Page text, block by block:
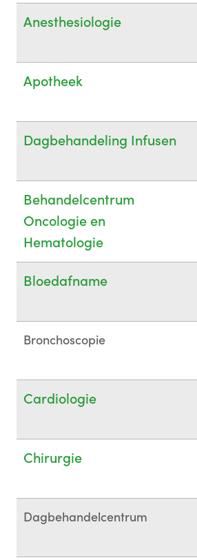
Anesthesiologie
Apotheek
Dagbehandeling Infusen
Behandelcentrum
Oncologie en
Hematologie
Bloedafname
Bronchoscopie
Cardiologie
Chirurgie
Dagbehandelcentrum